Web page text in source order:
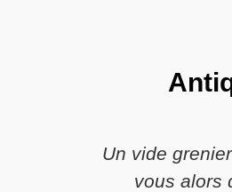
Un vide
vous alors